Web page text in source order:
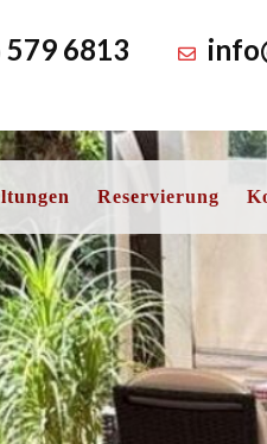
579 6813
Reservierung